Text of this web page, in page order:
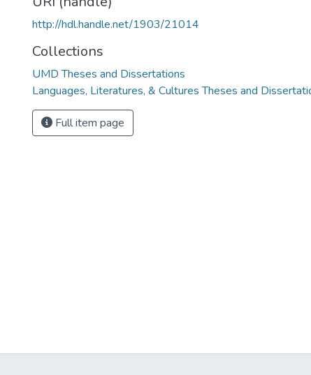
http://hdl.handle.net/1903/21014
Collections
UMD Theses and Dissertations
Languages, Literatures, & Cultures Theses and
Full item page